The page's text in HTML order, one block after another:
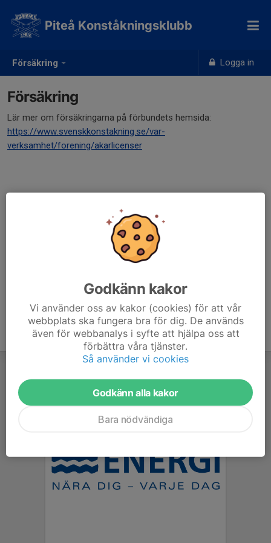
Försäkring Logga in
Piteå Konståkningsklubb
Försäkring
Lär mer om försäkringarna på förbundets hemsida:
https://www.svenskkonstakning.se/var-
verksamhet/forening/akarlicenser
Godkänn kakor
Vi använder oss av kakor (cookies) för att vår
webbplats ska fungera bra för dig. De används
även för webbanalys i syfte att hjälpa oss att
förbättra våra tjänster.
Så använder vi cookies
Godkänn alla kakor
Bara nödvändiga